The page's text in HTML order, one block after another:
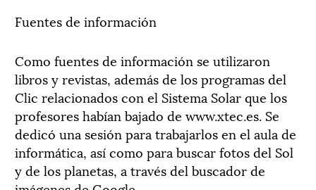
Fuentes de información
Como fuentes de información se utilizaron
libros y revistas, además de los programas del
Clic relacionados con el Sistema Solar que los
profesores habían bajado de www.xtec.es. Se
dedicó una sesión para trabajarlos en el aula de
informática, así como para buscar fotos del Sol
y de los planetas, a través del buscador de